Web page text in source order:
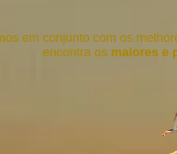
em conjunto com os
encontra os maiores e